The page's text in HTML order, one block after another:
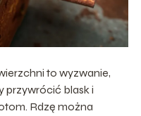
to wyzwanie,
przywrócić blask i
Rdzę można